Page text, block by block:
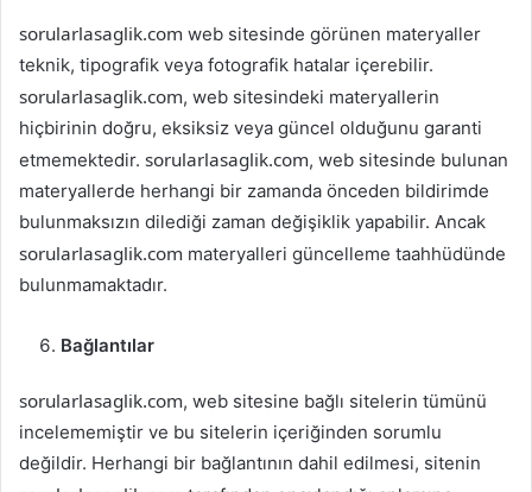
sorularlasaglik.com web sitesinde görünen materyaller
teknik, tipografik veya fotografik hatalar içerebilir.
sorularlasaglik.com, web sitesindeki materyallerin
hiçbirinin doğru, eksiksiz veya güncel olduğunu garanti
etmemektedir. sorularlasaglik.com, web sitesinde bulunan
materyallerde herhangi bir zamanda önceden bildirimde
bulunmaksızın dilediği zaman değişiklik yapabilir. Ancak
sorularlasaglik.com materyalleri güncelleme taahhüdünde
bulunmamaktadır.
Bağlantılar
sorularlasaglik.com, web sitesine bağlı sitelerin tümünü
incelememiştir ve bu sitelerin içeriğinden sorumlu
değildir. Herhangi bir bağlantının dahil edilmesi, sitenin